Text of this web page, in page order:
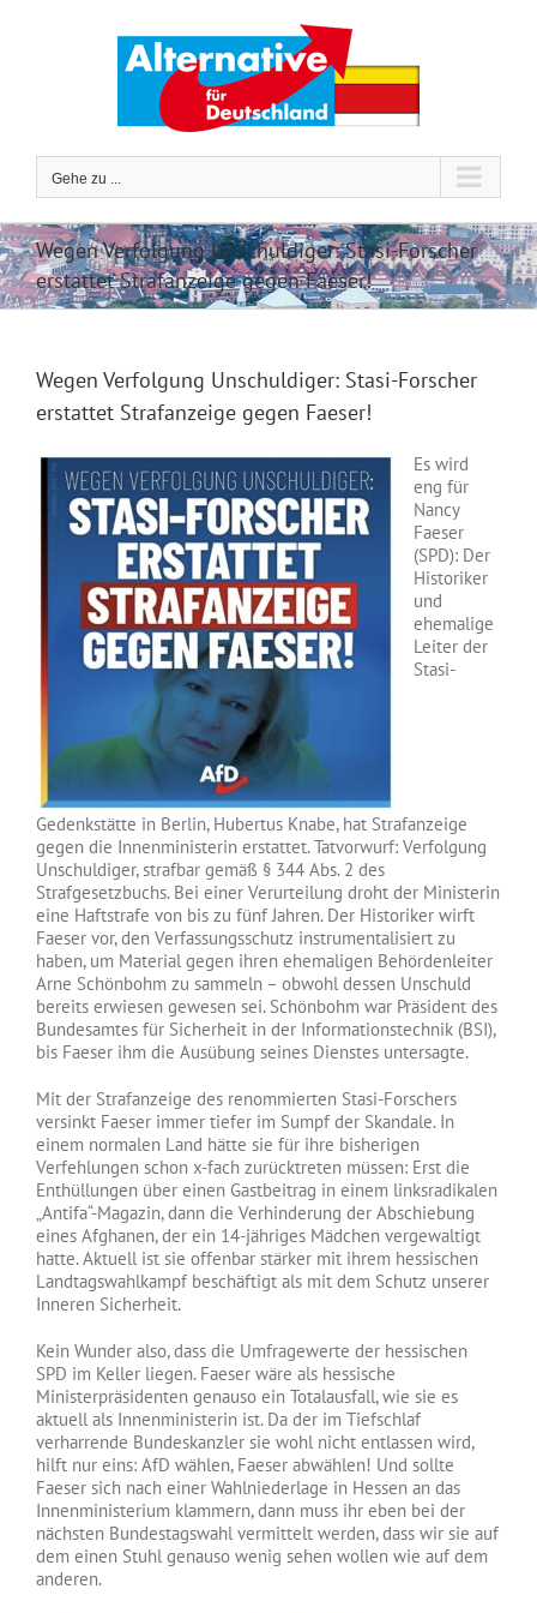
Gehe zu ...
Wegen Verfolgung Unschuldiger: Stasi-Forscher
erstattet Strafanzeige gegen Faeser!
Wegen Verfolgung Unschuldiger: Stasi-Forscher
erstattet Strafanzeige gegen Faeser!
Es wird
eng für
Nancy
Faeser
(SPD): Der
Historiker
und
ehemalige
Leiter der
Stasi-
Gedenkstätte in Berlin, Hubertus Knabe, hat Strafanzeige
gegen die Innenministerin erstattet. Tatvorwurf: Verfolgung
Unschuldiger, strafbar gemäß § 344 Abs. 2 des
Strafgesetzbuchs. Bei einer Verurteilung droht der Ministerin
eine Haftstrafe von bis zu fünf Jahren. Der Historiker wirft
Faeser vor, den Verfassungsschutz instrumentalisiert zu
haben, um Material gegen ihren ehemaligen Behördenleiter
Arne Schönbohm zu sammeln – obwohl dessen Unschuld
bereits erwiesen gewesen sei. Schönbohm war Präsident des
Bundesamtes für Sicherheit in der Informationstechnik (BSI),
bis Faeser ihm die Ausübung seines Dienstes untersagte.
Mit der Strafanzeige des renommierten Stasi-Forschers
versinkt Faeser immer tiefer im Sumpf der Skandale. In
einem normalen Land hätte sie für ihre bisherigen
Verfehlungen schon x-fach zurücktreten müssen: Erst die
Enthüllungen über einen Gastbeitrag in einem linksradikalen
„Antifa“-Magazin, dann die Verhinderung der Abschiebung
eines Afghanen, der ein 14-jähriges Mädchen vergewaltigt
hatte. Aktuell ist sie offenbar stärker mit ihrem hessischen
Landtagswahlkampf beschäftigt als mit dem Schutz unserer
Inneren Sicherheit.
Kein Wunder also, dass die Umfragewerte der hessischen
SPD im Keller liegen. Faeser wäre als hessische
Ministerpräsidenten genauso ein Totalausfall, wie sie es
aktuell als Innenministerin ist. Da der im Tiefschlaf
verharrende Bundeskanzler sie wohl nicht entlassen wird,
hilft nur eins: AfD wählen, Faeser abwählen! Und sollte
Faeser sich nach einer Wahlniederlage in Hessen an das
Innenministerium klammern, dann muss ihr eben bei der
nächsten Bundestagswahl vermittelt werden, dass wir sie auf
dem einen Stuhl genauso wenig sehen wollen wie auf dem
anderen.